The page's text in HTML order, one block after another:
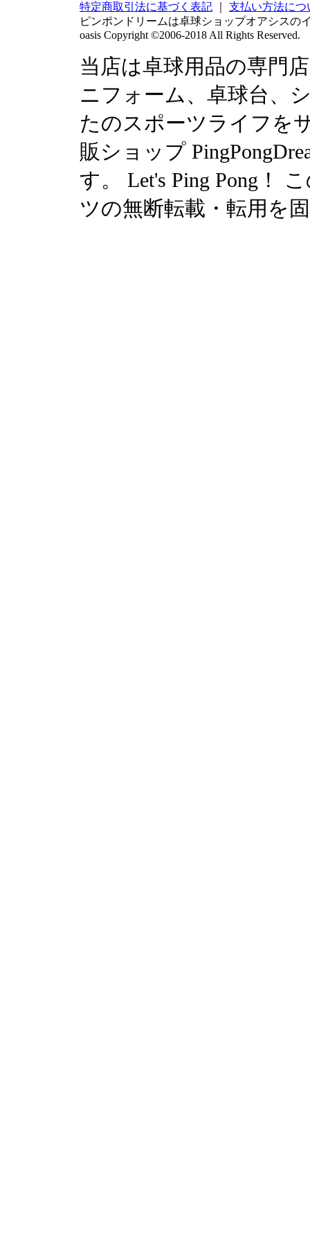
特定商取引法に基づく表記
支払い方法につ
ピンポンドリームは卓球ショップオアシスの
oasis Copyright ©2006-2018 All Rights Reserved.
当店は卓球用品の専門
ニフォーム、卓球台、
たのスポーツライフを
販ショップ
す。 Let's Ping Pong！
ツの無断転載・転用を